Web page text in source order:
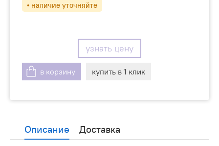
• наличие уточняйте
узнать цену
в корзину купить в 1 клик
Описание Доставка